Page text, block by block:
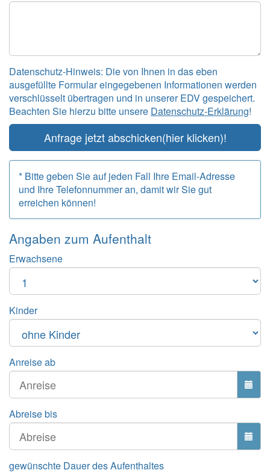
Datenschutz-Hinweis: Die von Ihnen in das eben
ausgefüllte Formular eingegebenen Informationen werden
verschlüsselt übertragen und in unserer EDV gespeichert.
Beachten Sie hierzu bitte unsere Datenschutz-Erklärung!
Anfrage jetzt abschicken(hier klicken)!
* Bitte geben Sie auf jeden Fall Ihre Email-Adresse
und Ihre Telefonnummer an, damit wir Sie gut
erreichen können!
Angaben zum Aufenthalt
Erwachsene
Kinder
Anreise ab
Abreise bis
gewünschte Dauer des Aufenthaltes